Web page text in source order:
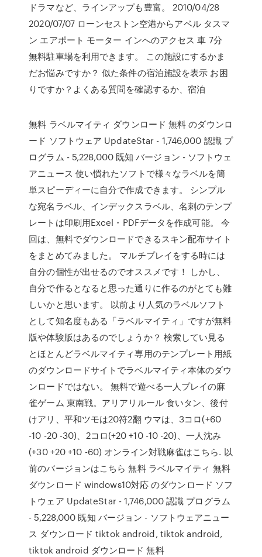
ドラマなど、ラインアップも豊富。 2010/04/28
2020/07/07 ローンセストン空港からアベル タスマ
ン エアポート モーター インへのアクセス 車 7分
無料駐車場を利用できます。 この施設にするかま
だお悩みですか？ 似た条件の宿泊施設を表示 お困
りですか？よくある質問を確認するか、宿泊
無料 ラベルマイティ ダウンロード 無料 のダウンロ
ード ソフトウェア UpdateStar - 1,746,000 認識 プ
ログラム - 5,228,000 既知 バージョン - ソフトウェ
アニュース 使い慣れたソフトで様々なラベルを簡
単スピーディーに自分で作成できます。 シンプル
な宛名ラベル、インデックスラベル、名刺のテンプ
レートは印刷用Excel・PDFデータを作成可能。 今
回は、無料でダウンロードできるスキン配布サイト
をまとめてみました。 マルチプレイをする時には
自分の個性が出せるのでオススメです！ しかし、
自分で作るとなると思った通りに作るのがとても難
しいかと思います。 以前より人気のラベルソフト
として知名度もある「ラベルマイティ」ですが無料
版や体験版はあるのでしょうか？ 検索してい見る
とほとんどラベルマイティ専用のテンプレート用紙
のダウンロードサイトでラベルマイティ本体のダウ
ンロードではない。 無料で遊べる一人プレイの麻
雀ゲーム 東南戦。アリアリルール 食いタン、後付
けアリ、平和ツモは20符2翻 ウマは、3コロ(+60
-10 -20 -30)、2コロ(+20 +10 -10 -20)、一人沈み
(+30 +20 +10 -60) オンライン対戦麻雀はこちら. 以
前のバージョンはこちら 無料 ラベルマイティ 無料
ダウンロード windows10対応 のダウンロード ソフ
トウェア UpdateStar - 1,746,000 認識 プログラム
- 5,228,000 既知 バージョン - ソフトウェアニュー
ス ダウンロード tiktok android, tiktok android,
tiktok android ダウンロード 無料